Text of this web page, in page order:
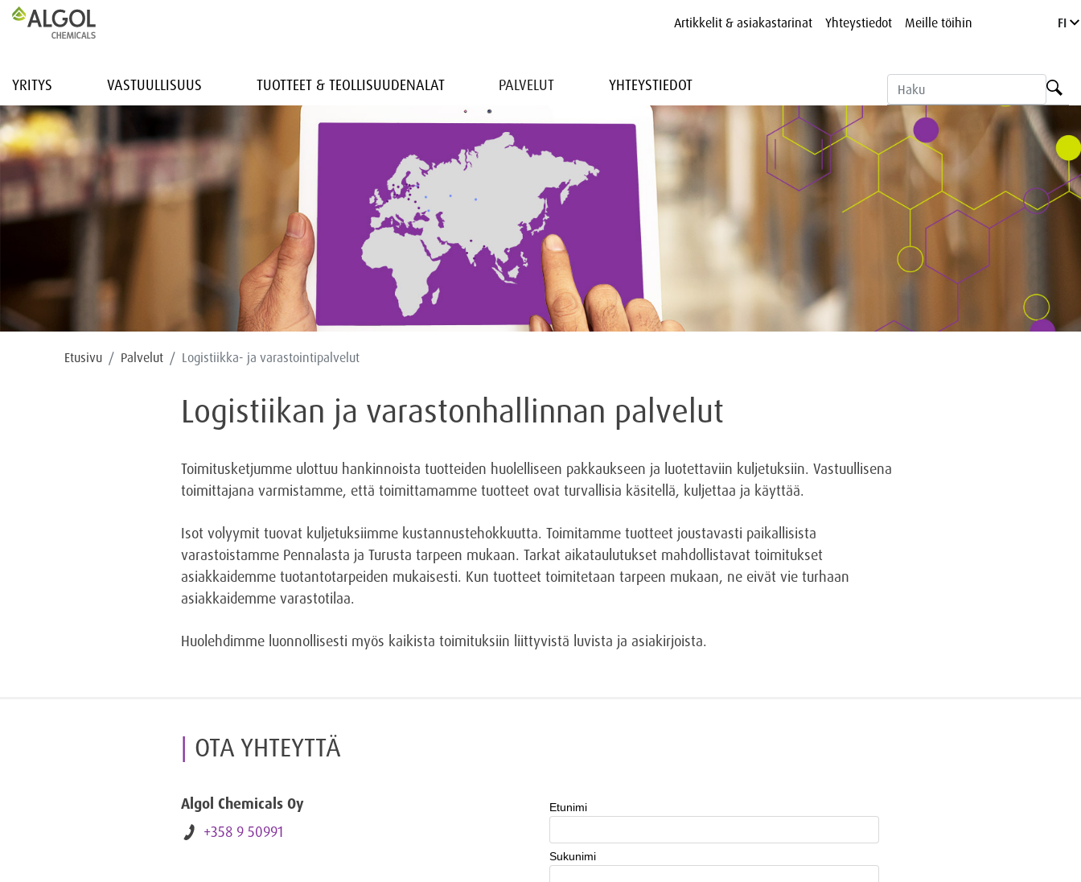
Artikkelit & asiakastarinat Yhteystiedot Meille töihin FI
YRITYS VASTUULLISUUS TUOTTEET & TEOLLISUUDENALAT PALVELUT YHTEYSTIEDOT
Etusivu Palvelut Logistiikka- ja varastointipalvelut
Logistiikan ja varastonhallinnan palvelut
Toimitusketjumme ulottuu hankinnoista tuotteiden huolelliseen pakkaukseen ja luotettaviin kuljetuksiin. Vastuullisena
toimittajana varmistamme, että toimittamamme tuotteet ovat turvallisia käsitellä, kuljettaa ja käyttää.
Isot volyymit tuovat kuljetuksiimme kustannustehokkuutta. Toimitamme tuotteet joustavasti paikallisista
varastoistamme Pennalasta ja Turusta tarpeen mukaan. Tarkat aikataulutukset mahdollistavat toimitukset
asiakkaidemme tuotantotarpeiden mukaisesti. Kun tuotteet toimitetaan tarpeen mukaan, ne eivät vie turhaan
asiakkaidemme varastotilaa.
Huolehdimme luonnollisesti myös kaikista toimituksiin liittyvistä luvista ja asiakirjoista.
OTA YHTEYTTÄ
Algol Chemicals Oy
+358 9 50991